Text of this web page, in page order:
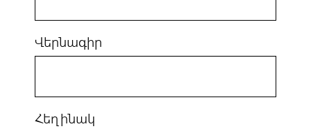
Վերնագիր
Հեղինակ